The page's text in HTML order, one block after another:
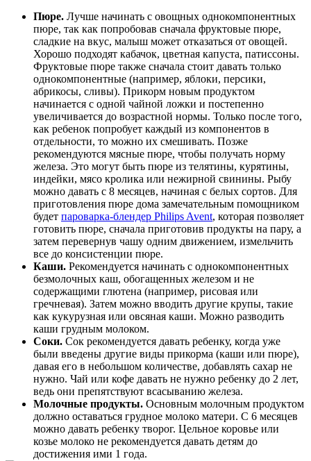
Пюре. Лучше начинать с овощных однокомпонентных
пюре, так как попробовав сначала фруктовые пюре,
сладкие на вкус, малыш может отказаться от овощей.
Хорошо подходят кабачок, цветная капуста, патиссоны.
Фруктовые пюре также сначала стоит давать только
однокомпонентные (например, яблоки, персики,
абрикосы, сливы). Прикорм новым продуктом
начинается с одной чайной ложки и постепенно
увеличивается до возрастной нормы. Только после того,
как ребенок попробует каждый из компонентов в
отдельности, то можно их смешивать. Позже
рекомендуются мясные пюре, чтобы получать норму
железа. Это могут быть пюре из телятины, курятины,
индейки, мясо кролика или нежирной свинины. Рыбу
можно давать с 8 месяцев, начиная с белых сортов. Для
приготовления пюре дома замечательным помощником
будет пароварка-блендер Philips Avent, которая позволяет
готовить пюре, сначала приготовив продукты на пару, а
затем перевернув чашу одним движением, измельчить
все до консистенции пюре.
Каши. Рекомендуется начинать с однокомпонентных
безмолочных каш, обогащенных железом и не
содержащими глютена (например, рисовая или
гречневая). Затем можно вводить другие крупы, такие
как кукурузная или овсяная каши. Можно разводить
каши грудным молоком.
Соки. Сок рекомендуется давать ребенку, когда уже
были введены другие виды прикорма (каши или пюре),
давая его в небольшом количестве, добавлять сахар не
нужно. Чай или кофе давать не нужно ребенку до 2 лет,
ведь они препятствуют всасыванию железа.
Молочные продукты. Основным молочным продуктом
должно оставаться грудное молоко матери. С 6 месяцев
можно давать ребенку творог. Цельное коровье или
козье молоко не рекомендуется давать детям до
достижения ими 1 года.